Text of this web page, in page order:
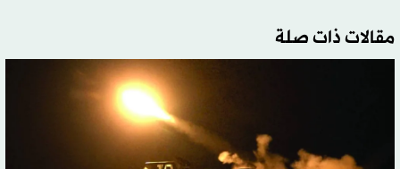
مقالات ذات صلة